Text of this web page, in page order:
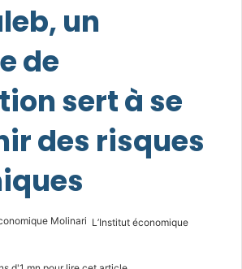
un
de
sert à se
des risques
L’Institut économique